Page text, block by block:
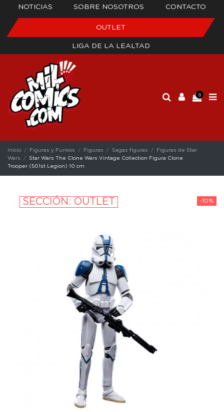
NOTICIAS SOBRE NOSOTROS CONTACTO
OUTLET
LIGA DE LA LEALTAD
0
Inicio Figuras y Funkos Figuras Sagas figuras
Figuras de Star
Wars
Star Wars The Clone Wars Vintage Collection Figura Clone
Trooper (501st Legion) 10 cm
-10%
SECCIÓN: OUTLET